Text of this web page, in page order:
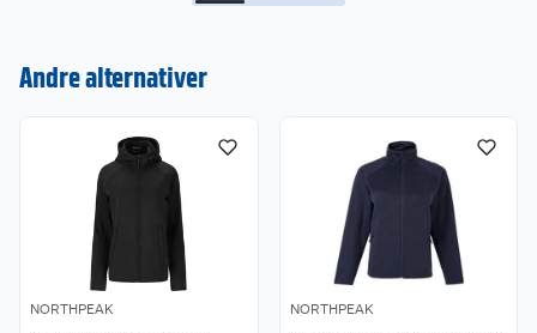
Andre alternativer
NORTHPEAK NORTHPEAK
Om oss
Nyheter
Kundeservice
Kontakt oss
Angre- og returrett